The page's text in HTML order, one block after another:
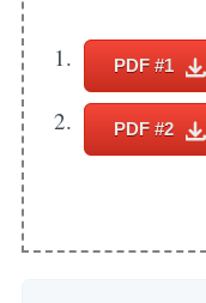
PDF #1
PDF #2